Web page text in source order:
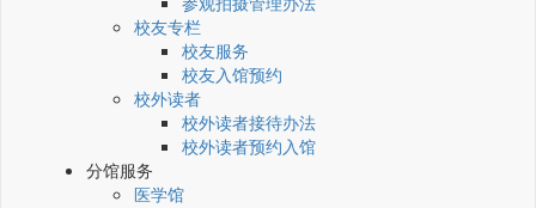
校友专栏
校友服务
校友入馆预约
校外读者
校外读者接待办法
校外读者预约入馆
分馆服务
医学馆